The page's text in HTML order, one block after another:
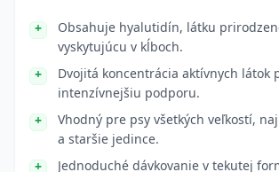
Obsahuje hyalutidín, látku
vyskytujúcu v kĺboch.
Dvojitá koncentrácia aktívnych látok
intenzívnejšiu podporu.
Vhodný pre psy všetkých veľkostí,
a staršie jedince.
Jednoduché dávkovanie v tekutej